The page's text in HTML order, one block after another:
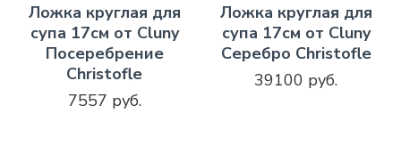
Ложка круглая для
супа 17см от Cluny
Посеребрение
Christofle
7557 руб.
Ложка круглая для
супа 17см от Cluny
Серебро Christofle
39100 руб.